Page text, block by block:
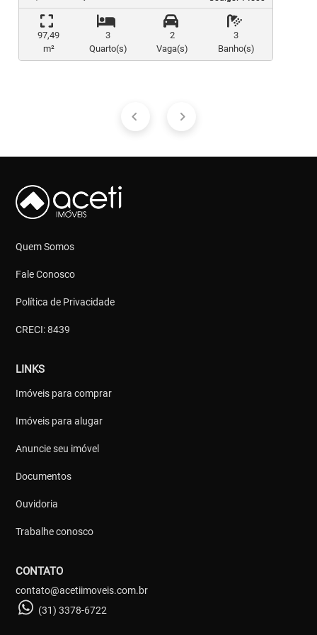
97,49
m²
3
Quarto(s)
2
Vaga(s)
3
Banho(s)
Quem Somos
Fale Conosco
Política de Privacidade
CRECI: 8439
LINKS
Imóveis para comprar
Imóveis para alugar
Anuncie seu imóvel
Documentos
Ouvidoria
Trabalhe conosco
CONTATO
contato@acetiimoveis.com.br
(31) 3378-6722